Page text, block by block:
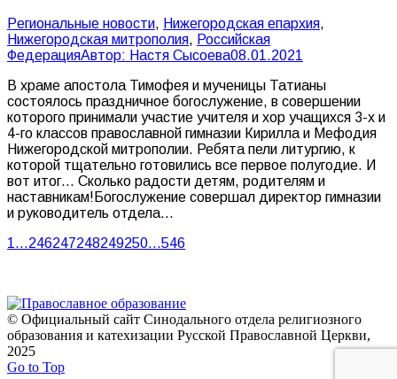
Pегиональные новости, Нижегородская епархия,
Нижегородская митрополия, Российская
ФедерацияАвтор: Настя Сысоева08.01.2021
В храме апостола Тимофея и мученицы Татианы
состоялось праздничное богослужение, в совершении
которого принимали участие учителя и хор учащихся 3-х и
4-го классов православной гимназии Кирилла и Мефодия
Нижегородской митрополии. Ребята пели литургию, к
которой тщательно готовились все первое полугодие. И
вот итог… Сколько радости детям, родителям и
наставникам!Богослужение совершал директор гимназии
и руководитель отдела…
1…246247248249250…546
© Официальный сайт Синодального отдела религиозного
образования и катехизации Русской Православной Церкви,
2025
Go to Top